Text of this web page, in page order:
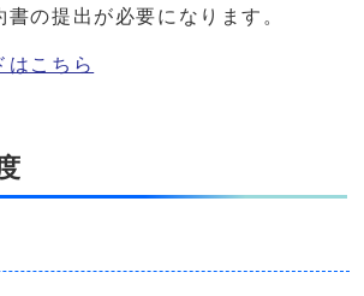
の提出が必要になります。
はこちら